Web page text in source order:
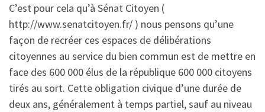
C’est pour cela qu’à Sénat Citoyen (
http://www.senatcitoyen.fr/ ) nous pensons qu’une
façon de recréer ces espaces de délibérations
citoyennes au service du bien commun est de mettre en
face des 600 000 élus de la république 600 000 citoyens
tirés au sort. Cette obligation civique d’une durée de
deux ans, généralement à temps partiel, sauf au niveau